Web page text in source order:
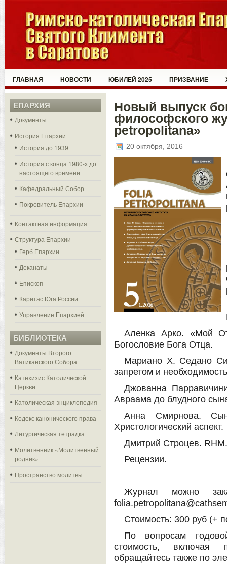
ГЛАВНАЯ НОВОСТИ ЮБИЛЕЙ 2025 ПРИЗВАНИЕ
ЕПАРХИЯ
Документы
История Епархии
История до 1939
История с конца 1980-х до
настоящего времени
Кафедральный Собор
Покровитель Епархии
Контактная информация
Структура Епархии
Герб Епархии
Деканаты
Епископ
Каритас Юга России
Управление Епархией
БИБЛИОТЕКА
Документы Второго
Ватиканского Собора
Катехизис Католической
Церкви
Католическая энциклопедия
Кодекс канонического права
Литургическая тетрадка
Молитвенник «Молитвенный
родник»
Пространство молитвы
Новый выпуск
философского
petropolitana»
20 октября, 2016
Аленка Арко. «Мой
Богословие Бога Отца.
Мариано Х. Седано
запретом и
Джованна
Авраама до блудного
Анна Смирнова.
Христологический аспект.
Дмитрий Строцев. RHM.
Рецензии.
Журнал можно
Стоимость: 300 руб (+
По вопросам
стоимость,
обращайтесь также по